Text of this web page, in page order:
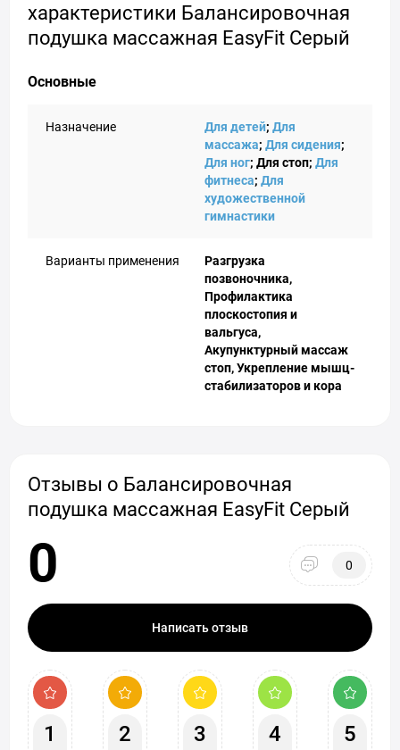
характеристики Балансировочная
подушка массажная EasyFit Серый
Основные
Назначение Для детей; Для
массажа; Для сидения;
Для ног; Для стоп; Для
фитнеса; Для
художественной
гимнастики
Варианты применения
Разгрузка
позвоночника,
Профилактика
плоскостопия и
вальгуса,
Акупунктурный массаж
стоп, Укрепление мышц-
стабилизаторов и кора
Отзывы о Балансировочная
подушка массажная EasyFit Серый
0 0
Написать отзыв
1 2 3 4 5